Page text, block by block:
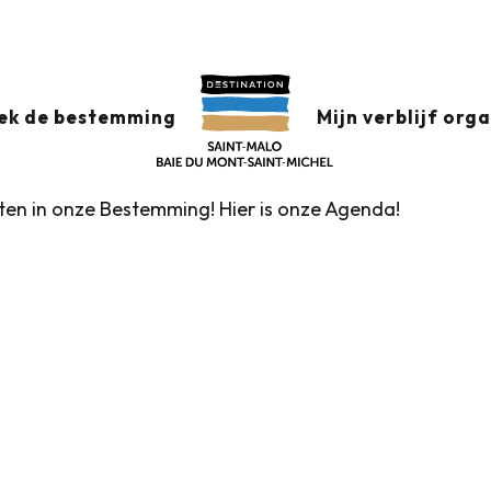
de bestemming Mijn verblijf
favoris
in onze Bestemming! Hier is onze Agenda!